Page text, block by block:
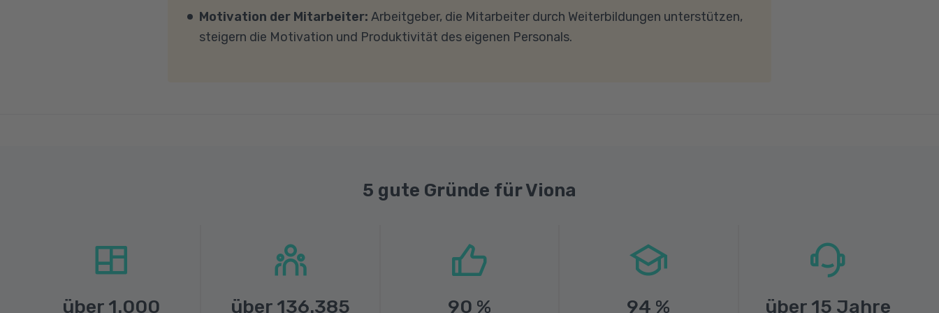
Fragen sprechen Sie uns gerne an.
Motivation der Mitarbeiter: Arbeitgeber, die Mitarbeiter durch Weiterbildungen unterstützen,
steigern die Motivation und Produktivität des eigenen Personals.
5 gute Gründe für Viona
über 1.000 über 136.385 90 % 94 % über 15 Jahre